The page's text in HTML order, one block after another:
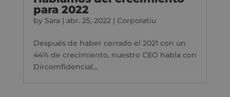
para 2022
by Sara | abr. 25, 2022| Corporatiu
Después de haber cerrado el 2021 con un
44% de crecimiento, nuestro CEO habla con
Dircomfidencial...